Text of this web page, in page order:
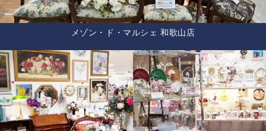
メゾン・ド・マルシェ 和歌山店